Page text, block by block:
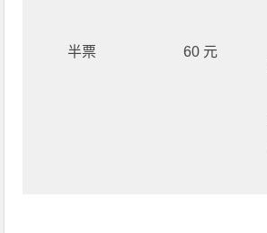
半票 60 元